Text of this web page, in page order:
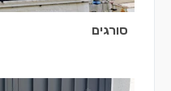
סורגים